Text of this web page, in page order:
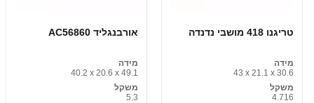
אורבנגליד AC56860
מידה
40.2 x 20.6 x 49.1
משקל
5.3
טריגנו 418 מושבי נדנדה
מידה
43 x 21.1 x 30.6
משקל
4.716